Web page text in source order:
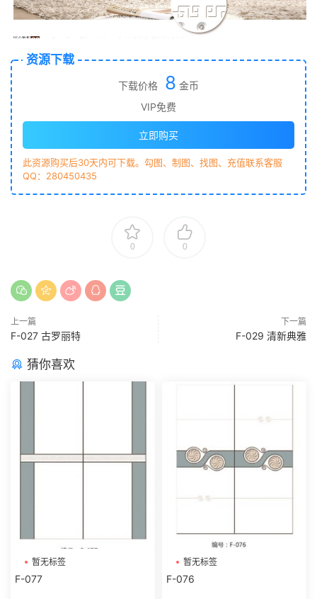
资源下载
下载价格 8 金币
VIP免费
立即购买
此资源购买后30天内可下载。勾图、制图、找图、充值联系客服
QQ：280450435
0 0
上一篇
F-027 古罗丽特
下一篇
F-029 清新典雅
猜你喜欢
暂无标签
F-077
暂无标签
F-076